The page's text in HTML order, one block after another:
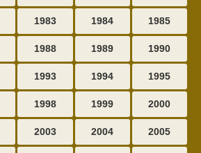
1983 1984 1985
1988 1989 1990
1993 1994 1995
1998 1999 2000
2003 2004 2005